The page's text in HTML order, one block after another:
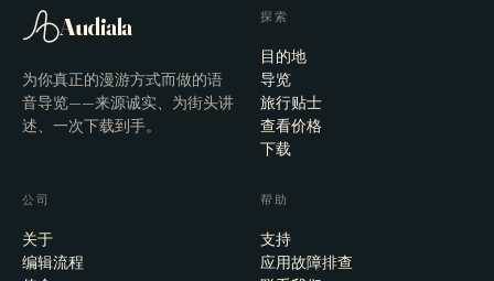
Audiala
为你真正的漫游方式而做的语
音导览——来源诚实、为街头讲
述、一次下载到手。
探索
目的地
导览
旅行贴士
查看价格
下载
公司
关于
编辑流程
帮助
支持
应用故障排查